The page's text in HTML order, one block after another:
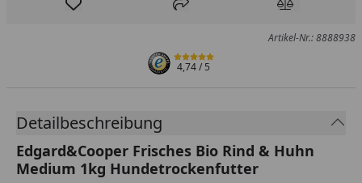
Produkt zur Wunschliste hinzufügen
Teilen Produkt
Artikel-Nr.: 8888938
4,74/ 5
Detailbeschreibung
Edgard&Cooper Frisches Bio Rind & Huhn
Medium 1kg Hundetrockenfutter